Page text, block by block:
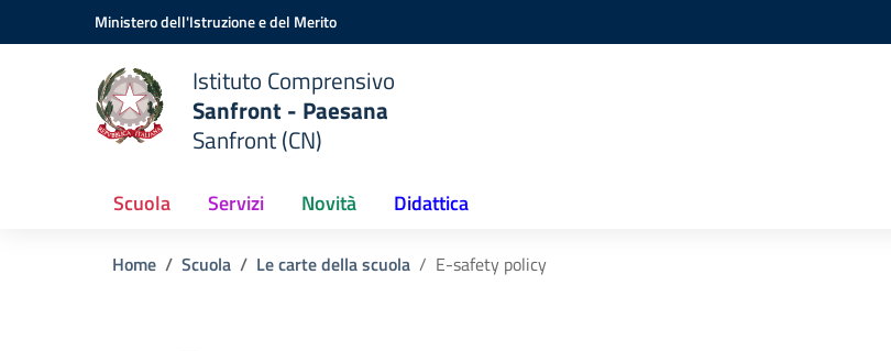
Vai ai contenuti
Vai al menu di navigazioneMinistero dell'Istruzione e del Merito
Istituto Comprensivo
Sanfront - Paesana
Sanfront (CN)
Scuola Servizi Novità Didattica
Home Scuola Le carte della scuola E-safety policy